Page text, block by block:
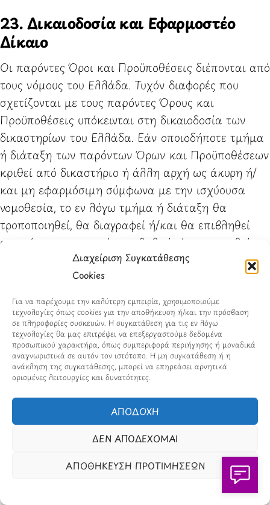
Διαχείριση Συγκατάθεσης
Cookies
Για να παρέχουμε την καλύτερη εμπειρία, χρησιμοποιούμε
τεχνολογίες όπως cookies για την αποθήκευση ή/και την πρόσβαση
σε πληροφορίες συσκευών. Η συγκατάθεση για τις εν λόγω
τεχνολογίες θα μας επιτρέψει να επεξεργαστούμε δεδομένα
προσωπικού χαρακτήρα, όπως συμπεριφορά περιήγησης ή μοναδικά
αναγνωριστικά σε αυτόν τον ιστότοπο. Η μη συγκατάθεση ή η
ανάκληση της συγκατάθεσης, μπορεί να επηρεάσει αρνητικά
ορισμένες λειτουργίες και δυνατότητες.
ΑΠΟΔΟΧΗ
ΔΕΝ ΑΠΟΔΕΧΟΜΑΙ
ΑΠΟΘΗΚΕΥΣΗ ΠΡΟΤΙΜΗΣΕΩΝ
23. Δικαιοδοσία και Εφαρμοστέο
Δίκαιο
Οι παρόντες Όροι και Προϋποθέσεις διέπονται από
τους νόμους του Ελλάδα. Τυχόν διαφορές που
σχετίζονται με τους παρόντες Όρους και
Προϋποθέσεις υπόκεινται στη δικαιοδοσία των
δικαστηρίων του Ελλάδα. Εάν οποιοδήποτε τμήμα
ή διάταξη των παρόντων Όρων και Προϋποθέσεων
κριθεί από δικαστήριο ή άλλη αρχή ως άκυρη ή/
και μη εφαρμόσιμη σύμφωνα με την ισχύουσα
νομοθεσία, το εν λόγω τμήμα ή διάταξη θα
τροποποιηθεί, θα διαγραφεί ή/και θα επιβληθεί
στο μέγιστο επιτρεπόμενο βαθμό, ώστε να τεθεί σε
ισχύ ο σκοπός των παρόντων Όρων και
Προϋποθέσεων. Οι άλλες διατάξεις δεν θα
επηρεαστούν.
24. Στοιχεία επικοινωνίας
Ο παρόντας ιστότοπος ανήκει και λειτουργεί από
την Orama Media.
You may contact us regarding these Terms and
Conditions through ourcontact
our Terms and Conditions as